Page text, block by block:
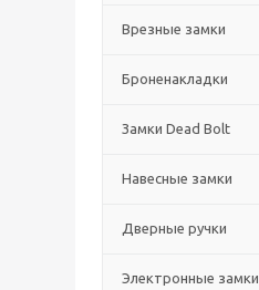
Врезные замки
Броненакладки
Замки Dead Bolt
Навесные замки
Дверные ручки
Электронные замки